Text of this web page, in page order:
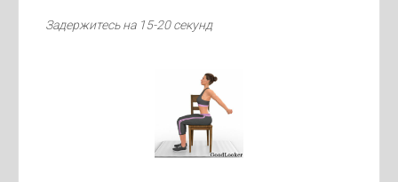
Задержитесь на 15-20 секунд